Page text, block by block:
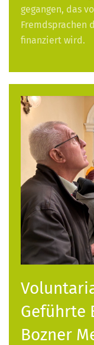
gegangen, das
Fremdsprachen
finanziert wird.
Geführte
Bozner